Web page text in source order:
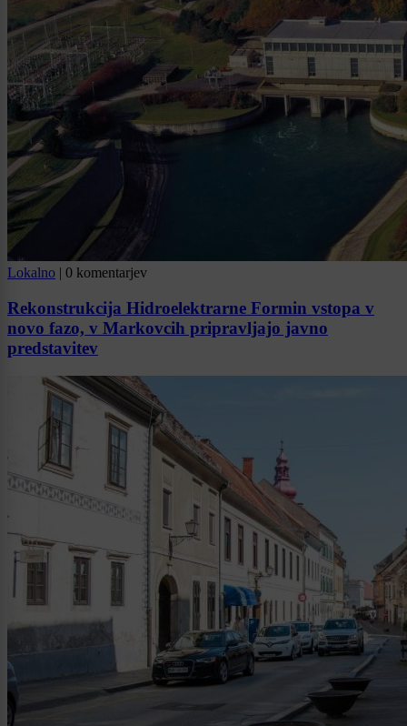
Lokalno | 0 komentarjev
Rekonstrukcija Hidroelektrarne Formin vstopa v
novo fazo, v Markovcih pripravljajo javno
predstavitev